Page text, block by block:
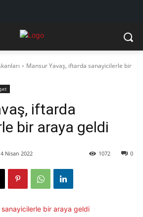
Mansur Yavaş, iftarda sanayicilerle bir
iftarda
bir araya geldi
Nisan 2022 0
1072